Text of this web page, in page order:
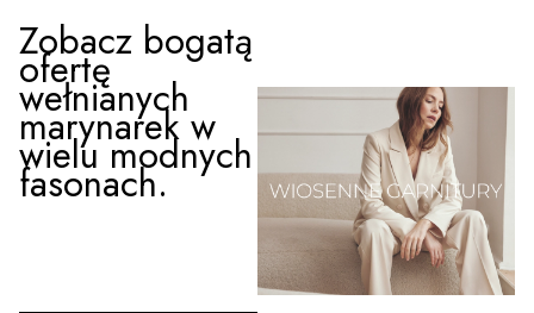
ZOBACZ PRODUKT
Zobacz bogatą
ofertę
wełnianych
marynarek w
wielu modnych
fasonach.